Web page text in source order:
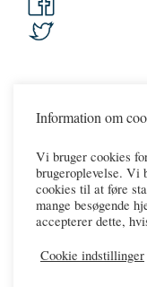
Copyright
Persondatapolitik.
Information om
Vi bruger cookies
brugeroplevelse. Vi
cookies til at føre
mange besøgende
accepterer dette,
Cookie indstillinger